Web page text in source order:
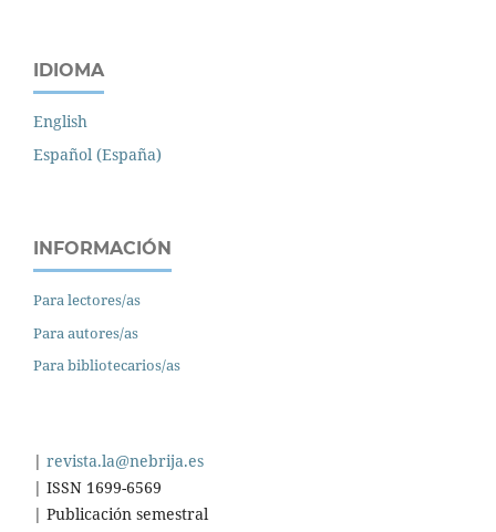
IDIOMA
English
Español (España)
INFORMACIÓN
Para lectores/as
Para autores/as
Para bibliotecarios/as
| revista.la@nebrija.es
| ISSN 1699-6569
| Publicación semestral